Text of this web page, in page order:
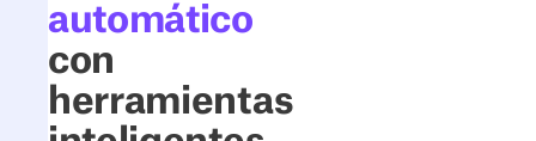
automático
con
herramientas